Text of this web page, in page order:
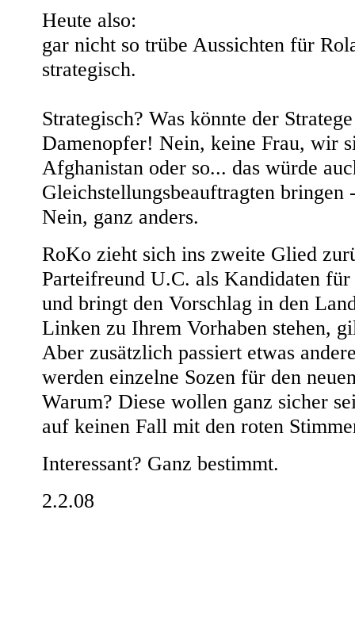
Heute also:
gar nicht so trübe Aussichten für
strategisch.
Strategisch? Was könnte der
Damenopfer! Nein, keine Frau, wir
Afghanistan oder so... das würde
Gleichstellungsbeauftragten
Nein, ganz anders.
RoKo zieht sich ins zweite Glied
Parteifreund U.C. als Kandidaten
und bringt den Vorschlag in den
Linken zu Ihrem Vorhaben stehen,
Aber zusätzlich passiert etwas
werden einzelne Sozen für den
Warum? Diese wollen ganz sicher
auf keinen Fall mit den roten
Interessant? Ganz bestimmt.
2.2.08